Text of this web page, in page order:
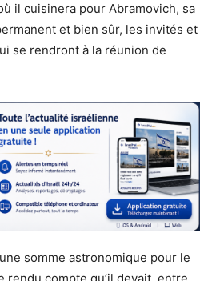
il cuisinera pour Abramovich, sa
et bien sûr, les invités et
se rendront à la réunion de
somme astronomique pour le